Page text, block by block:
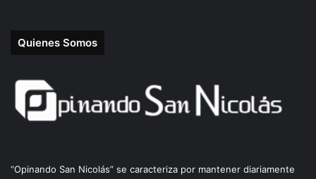
Quienes Somos
“Opinando San Nicolás” se caracteriza por mantener diariamente